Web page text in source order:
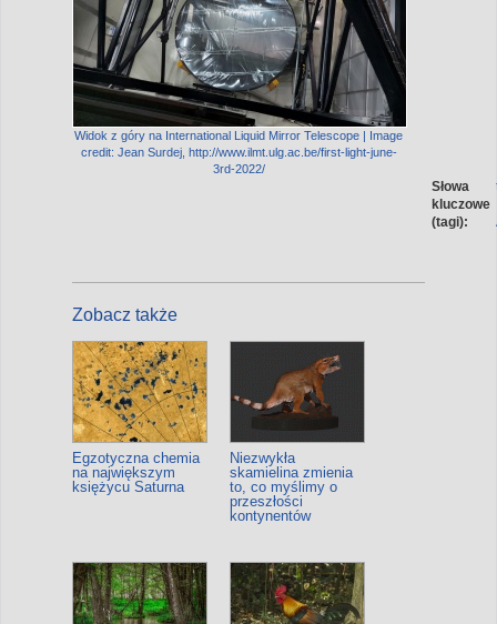
Widok z góry na International Liquid Mirror Telescope | Image
credit: Jean Surdej, http://www.ilmt.ulg.ac.be/first-light-june-
3rd-2022/
Słowa
kluczowe
(tagi):
Zobacz także
Egzotyczna chemia
na największym
księżycu Saturna
Niezwykła
skamielina zmienia
to, co myślimy o
przeszłości
kontynentów